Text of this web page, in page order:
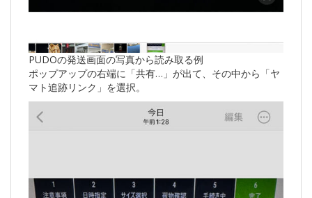
PUDOの発送画面の写真から読み取る例
ポップアップの右端に「共有…」が出て、その中から「ヤ
マト追跡リンク」を選択。